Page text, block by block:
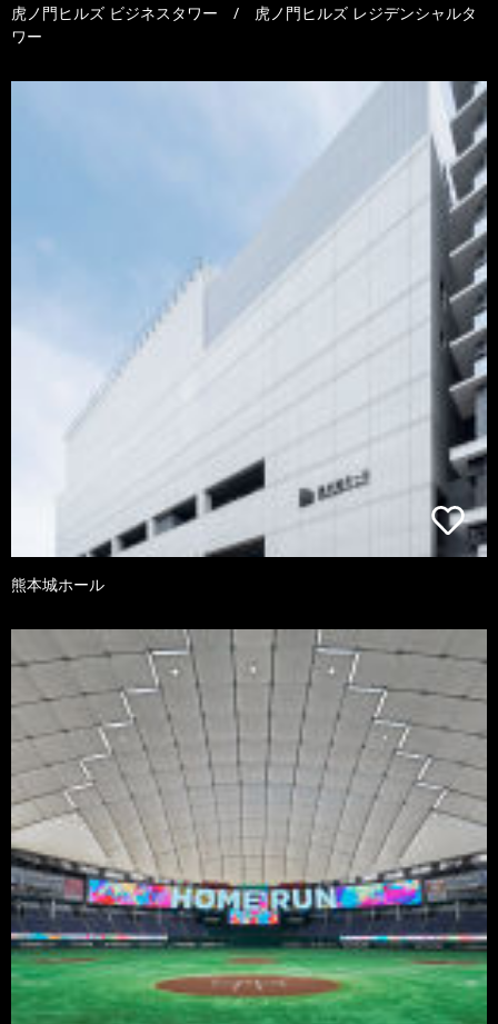
虎ノ門ヒルズ ビジネスタワー / 虎ノ門ヒルズ レジデンシャルタ
ワー
熊本城ホール